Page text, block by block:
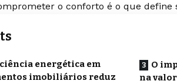
o conforto é o que define
energética em
imobiliários reduz
O
na